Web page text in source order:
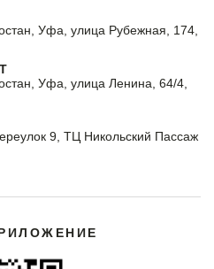
Уфа, улица Рубежная, 174,
Уфа, улица Ленина, 64/4,
9, ТЦ Никольский Пассаж